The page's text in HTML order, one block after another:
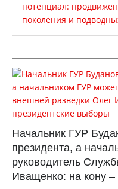
потенциал:
поколения и
Начальник ГУР
президента, а
руководитель
Иващенко: на кону